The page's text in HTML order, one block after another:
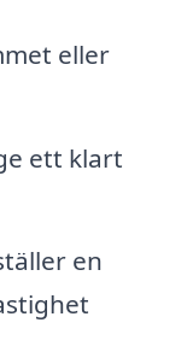
eller
ett klart
en